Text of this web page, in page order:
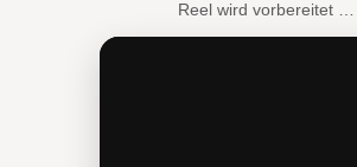
Reel wird vorbereitet …